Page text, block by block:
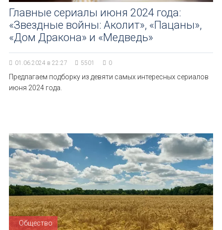
Главные сериалы июня 2024 года:
«Звездные войны: Аколит», «Пацаны»,
«Дом Дракона» и «Медведь»
01.06.2024 в 22:27 5501 0
Предлагаем подборку из девяти самых интересных сериалов
июня 2024 года.
Общество